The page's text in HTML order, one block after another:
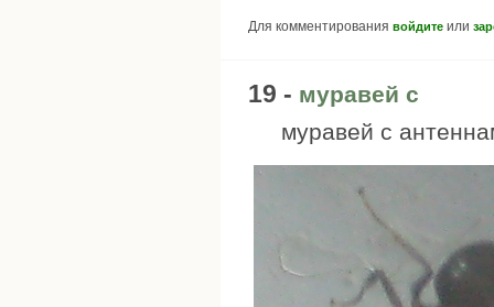
Для комментирования войдите или
19 - муравей с
муравей с